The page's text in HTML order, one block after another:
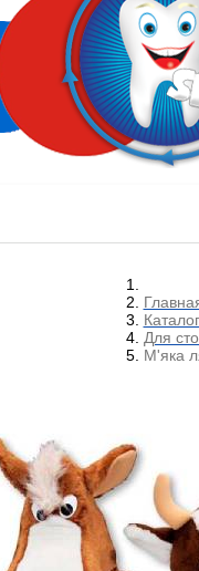
Каталог
Для
М'яка